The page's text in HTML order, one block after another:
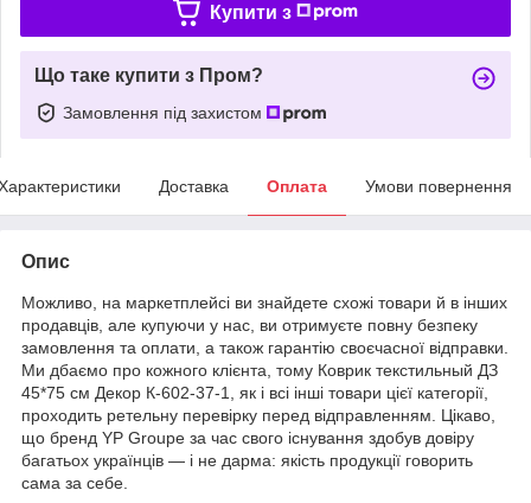
Купити з
Що таке купити з Пром?
Замовлення під захистом
Доставка Оплата Умови повернення
Опис
Можливо, на маркетплейсі ви знайдете схожі товари й в інших
продавців, але купуючи у нас, ви отримуєте повну безпеку
замовлення та оплати, а також гарантію своєчасної відправки.
Ми дбаємо про кожного клієнта, тому Коврик текстильный ДЗ
45*75 см Декор К-602-37-1, як і всі інші товари цієї категорії,
проходить ретельну перевірку перед відправленням. Цікаво,
що бренд YP Groupe за час свого існування здобув довіру
багатьох українців — і не дарма: якість продукції говорить
сама за себе.